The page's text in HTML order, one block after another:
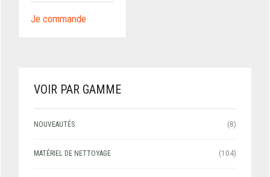
Je commande
VOIR PAR GAMME
NOUVEAUTÉS (8)
MATÉRIEL DE NETTOYAGE (104)